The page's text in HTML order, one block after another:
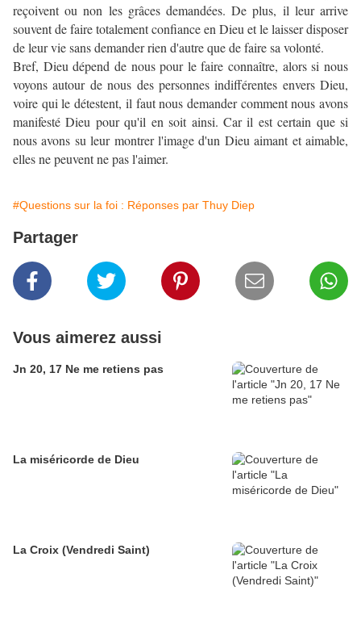
reçoivent ou non les grâces demandées. De plus, il leur arrive
souvent de faire totalement confiance en Dieu et le laisser disposer
de leur vie sans demander rien d'autre que de faire sa volonté.
Bref, Dieu dépend de nous pour le faire connaître, alors si nous
voyons autour de nous des personnes indifférentes envers Dieu,
voire qui le détestent, il faut nous demander comment nous avons
manifesté Dieu pour qu'il en soit ainsi. Car il est certain que si
nous avons su leur montrer l'image d'un Dieu aimant et aimable,
elles ne peuvent ne pas l'aimer.
#Questions sur la foi : Réponses par Thuy Diep
Partager
Vous aimerez aussi
Jn 20, 17 Ne me retiens pas
La miséricorde de Dieu
La Croix (Vendredi Saint)